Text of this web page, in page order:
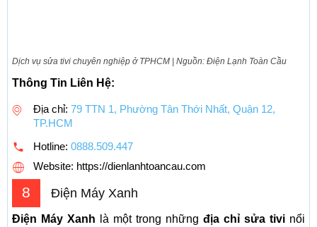
Dịch vụ sửa tivi chuyên nghiệp ở TPHCM | Nguồn: Điện Lạnh Toàn Cầu
Thông Tin Liên Hệ:
Địa chỉ: 79 TTN 1, Phường Tân Thới Nhất, Quận 12,
TP.HCM
Hotline: 0888.509.447
Website: https://dienlanhtoancau.com
8 Điện Máy Xanh
Điện Máy Xanh là một trong những địa chỉ sửa tivi nổi